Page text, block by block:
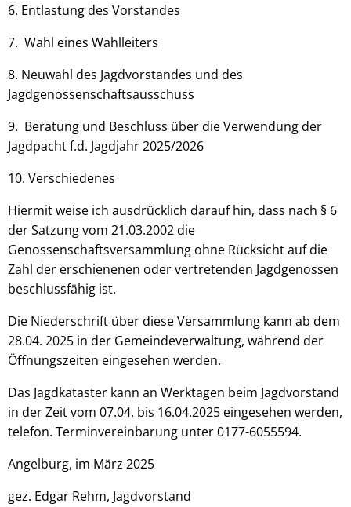
6. Entlastung des Vorstandes
7. Wahl eines Wahlleiters
8. Neuwahl des Jagdvorstandes und des
Jagdgenossenschaftsausschuss
9. Beratung und Beschluss über die Verwendung der
Jagdpacht f.d. Jagdjahr 2025/2026
10. Verschiedenes
Hiermit weise ich ausdrücklich darauf hin, dass nach § 6
der Satzung vom 21.03.2002 die
Genossenschaftsversammlung ohne Rücksicht auf die
Zahl der erschienenen oder vertretenden Jagdgenossen
beschlussfähig ist.
Die Niederschrift über diese Versammlung kann ab dem
28.04. 2025 in der Gemeindeverwaltung, während der
Öffnungszeiten eingesehen werden.
Das Jagdkataster kann an Werktagen beim Jagdvorstand
in der Zeit vom 07.04. bis 16.04.2025 eingesehen werden,
telefon. Terminvereinbarung unter 0177-6055594.
Angelburg, im März 2025
gez. Edgar Rehm, Jagdvorstand